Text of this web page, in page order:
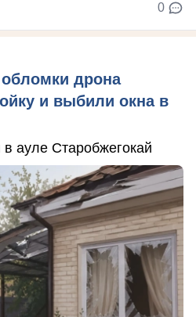
0
дрона
и выбили окна в
ауле Старобжегокай